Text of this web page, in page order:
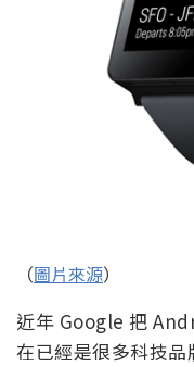
（圖片來源）
近年 Google 把
在已經是很多科技